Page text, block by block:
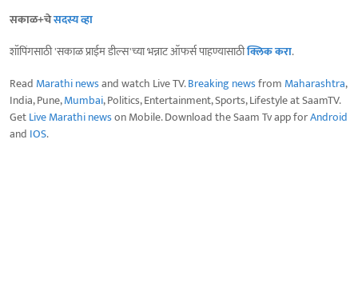
सकाळ+चेसदस्य व्हा
शॉपिंगसाठी 'सकाळ प्राईम डील्स'च्या भन्नाट ऑफर्स पाहण्यासाठीक्लिक करा.
Read Marathi newsand watch Live TV.Breaking newsfrom Maharashtra,
India, Pune,Mumbai, Politics, Entertainment, Sports, Lifestyle at SaamTV.
GetLive Marathi newson Mobile. Download the Saam Tv app forAndroid
and IOS.